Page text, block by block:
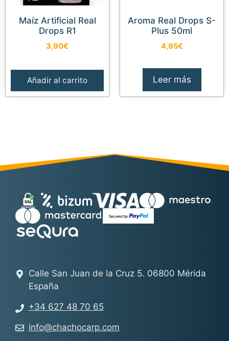
Maíz Artificial Real
Drops R1
3,90€
Añadir al carrito
Aroma Real Drops S-
Plus 50ml
4,95€
Leer más
Calle San Juan de la Cruz 5. 06800 Mérida
España
+34 627 48 70 65
info@chachocarp.com